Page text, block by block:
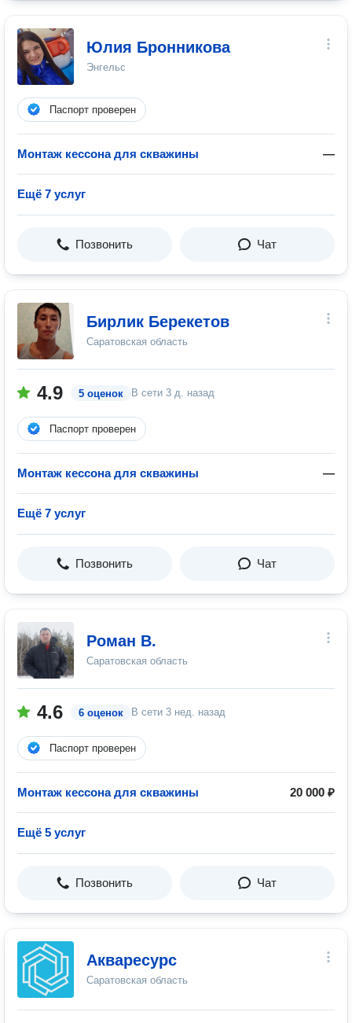
Юлия Бронникова
Энгельс
Паспорт проверен
Монтаж кессона для скважины —
Ещё 7 услуг
Позвонить Чат
Бирлик Берекетов
Саратовская область
4.9 5 оценок В сети 3 д. назад
Паспорт проверен
Монтаж кессона для скважины —
Ещё 7 услуг
Позвонить Чат
Роман В.
Саратовская область
4.6 6 оценок В сети 3 нед. назад
Паспорт проверен
Монтаж кессона для скважины 20 000 ₽
Ещё 5 услуг
Позвонить Чат
Акваресурс
Саратовская область